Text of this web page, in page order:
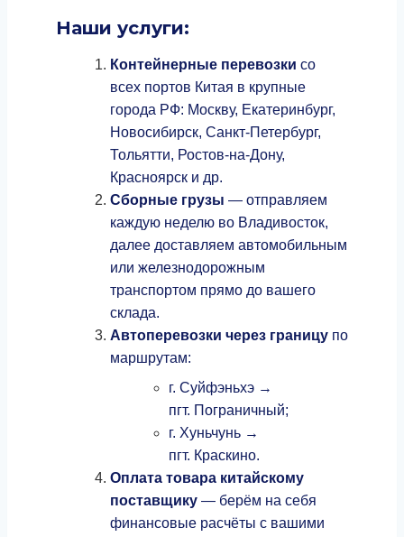
Наши услуги:
Контейнерные перевозки со
всех портов Китая в крупные
города РФ: Москву, Екатеринбург,
Новосибирск, Санкт‑Петербург,
Тольятти, Ростов‑на‑Дону,
Красноярск и др.
Сборные грузы — отправляем
каждую неделю во Владивосток,
далее доставляем автомобильным
или железнодорожным
транспортом прямо до вашего
склада.
Автоперевозки через границу по
маршрутам:
г. Суйфэньхэ →
пгт. Пограничный;
г. Хуньчунь →
пгт. Краскино.
Оплата товара китайскому
поставщику — берём на себя
финансовые расчёты с вашими